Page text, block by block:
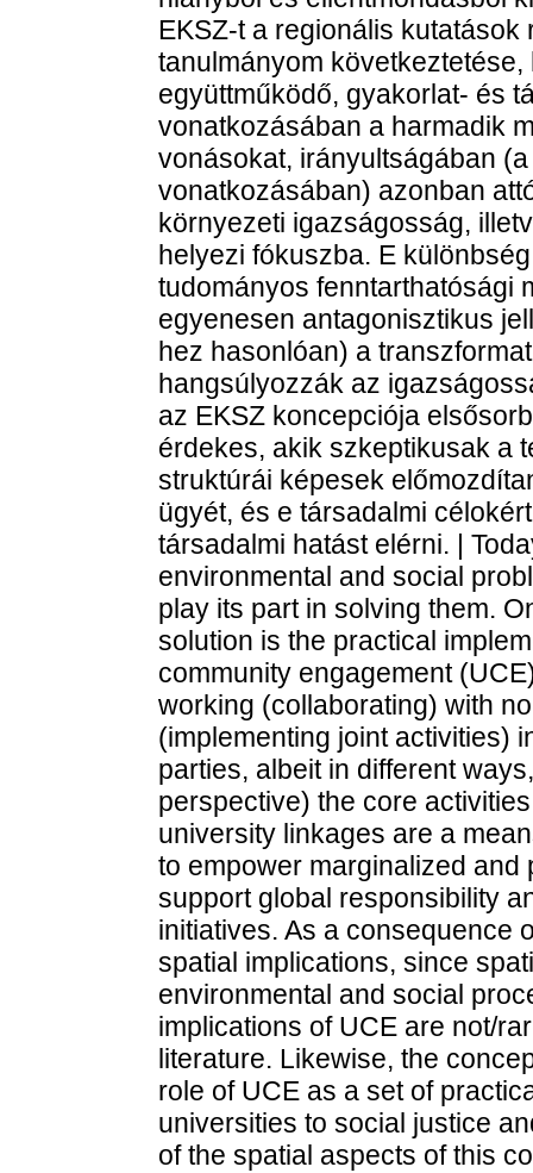
EKSZ-t a regionális
tanulmányom
együttműködő, gyakorlat- és
vonatkozásában a harmadik
vonásokat, irányultságában
vonatkozásában) azonban
környezeti igazságosság,
helyezi fókuszba. E
tudományos fenntarthatósági
egyenesen antagonisztikus
hez hasonlóan) a
hangsúlyozzák az
az EKSZ koncepciója
érdekes, akik szkeptikusak a
struktúrái képesek
ügyét, és e társadalmi
társadalmi hatást elérni. |
environmental and social
play its part in solving them.
solution is the practical
community engagement
working (collaborating) with
(implementing joint activities)
parties, albeit in different
perspective) the core
university linkages are a
to empower marginalized
support global responsibility
initiatives. As a consequence
spatial implications, since
environmental and social
implications of UCE are not/
literature. Likewise, the
role of UCE as a set of
universities to social justice
of the spatial aspects of this